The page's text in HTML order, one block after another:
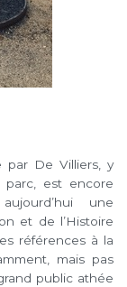
par De Villiers, y
parc, est encore
une
et de l’Histoire
références à la
mais pas
public athée